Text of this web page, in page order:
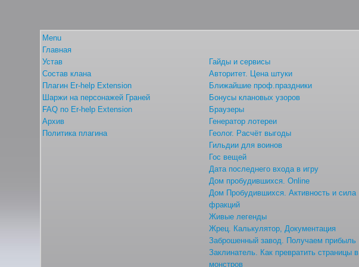
Menu
Главная
Устав
Состав клана
Плагин Er-help Extension
Шаржи на персонажей Граней
FAQ по Er-help Extension
Архив
Политика плагина
Гайды и сервисы
Авторитет. Цена штуки
Ближайшие проф.праздники
Бонусы клановых узоров
Браузеры
Генератор лотереи
Геолог. Расчёт выгоды
Гильдии для воинов
Гос вещей
Дата последнего входа в игру
Дом пробудившихся. Online
Дом Пробудившихся. Активность и сила
фракций
Живые легенды
Жрец. Калькулятор, Документация
Заброшенный завод. Получаем прибыль
Заклинатель. Как превратить страницы в
монстров